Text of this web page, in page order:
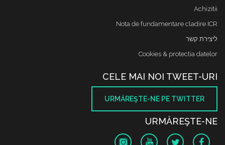
Achizitii
Nota de fundamentare cladire ICR
ליצירת קשר
Cookies & protectia datelor
CELE MAI NOI TWEET-URI
URMĂREŞTE-NE PE TWITTER
URMĂREŞTE-NE